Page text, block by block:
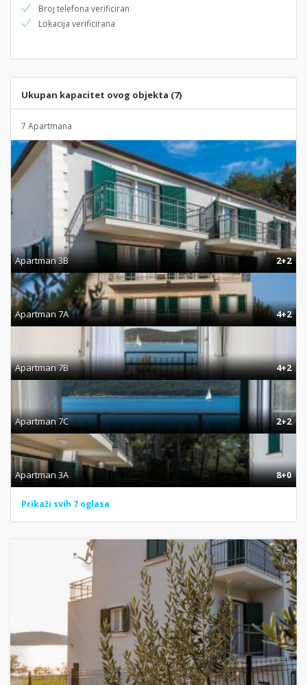
Broj telefona verificiran
Lokacija verificirana
Ukupan kapacitet ovog objekta (7)
7 Apartmana
Apartman 3B 2+2
Apartman 7A 4+2
Apartman 7B 4+2
Apartman 7C 2+2
Apartman 3A 8+0
Prikaži svih 7 oglasa